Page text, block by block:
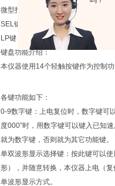
微型打印机：本仪器采用4针24行微
SEL键：自检键，按下此键打印机
LP键：上纸键，按下此键上纸机构
键盘功能介绍：
本仪器使用14个轻触按键作为控制
各键功能如下：
0-9数字键：上电复位时，数字键可
度000”时，用数字键可以键入已知
就为数字键，否则就为其它功能键。
单双波形显示选择键：按此键可以
形），并随意转换，本仪器上电（
单波形显示方式。